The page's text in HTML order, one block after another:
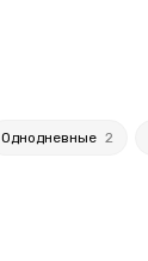
Однодневные 2